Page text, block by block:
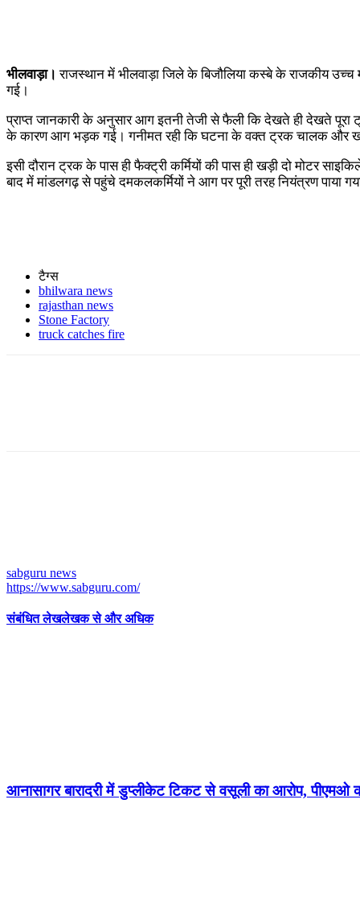
भीलवाड़ा। राजस्थान में भीलवाड़ा जिले के बिजौलिया कस्बे के राजकीय
गई।
प्राप्त जानकारी के अनुसार आग इतनी तेजी से फैली कि देखते ही देखते
के कारण आग भड़क गई। गनीमत रही कि घटना के वक्त ट्रक चालक और
इसी दौरान ट्रक के पास ही फैक्ट्री कर्मियों की पास ही खड़ी दो मोटर
बाद में मांडलगढ़ से पहुंचे दमकलकर्मियों ने आग पर पूरी तरह नियंत्रण पाया
टैग्स
bhilwara news
rajasthan news
Stone Factory
truck catches fire
sabguru news
https://www.sabguru.com/
संबंधित लेखलेखक से और अधिक
आनासागर बारादरी में डुप्लीकेट टिकट से वसूली का आरोप, पीएमओ